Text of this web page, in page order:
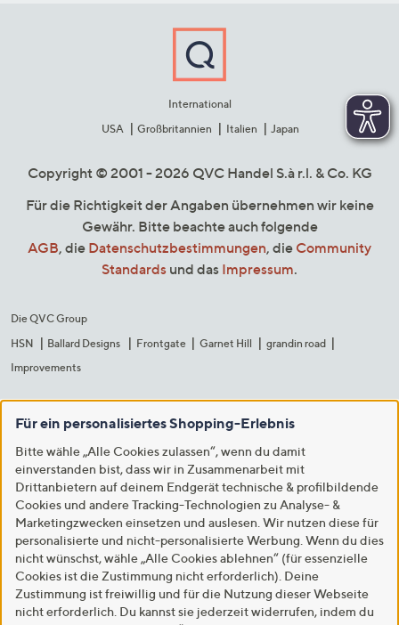
International
USA
Großbritannien Italien Japan
Copyright © 2001 - 2026 QVC Handel S.à r.l. & Co. KG
Für die Richtigkeit der Angaben übernehmen wir keine
Gewähr. Bitte beachte auch folgende
AGB, die Datenschutzbestimmungen, die Community
Standards und das Impressum.
Die QVC Group
HSN
Ballard Designs Frontgate Garnet Hill
grandin road
Improvements
Für ein personalisiertes Shopping-Erlebnis
Bitte wähle „Alle Cookies zulassen“, wenn du damit
einverstanden bist, dass wir in Zusammenarbeit mit
Drittanbietern auf deinem Endgerät technische & profilbildende
Cookies und andere Tracking-Technologien zu Analyse- &
Marketingzwecken einsetzen und auslesen. Wir nutzen diese für
personalisierte und nicht-personalisierte Werbung. Wenn du dies
nicht wünschst, wähle „Alle Cookies ablehnen“ (für essenzielle
Cookies ist die Zustimmung nicht erforderlich). Deine
Zustimmung ist freiwillig und für die Nutzung dieser Webseite
nicht erforderlich. Du kannst sie jederzeit widerrufen, indem du